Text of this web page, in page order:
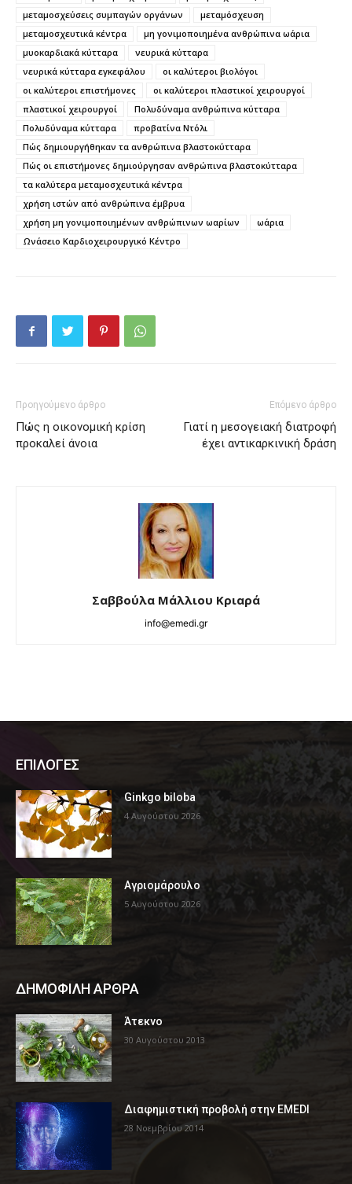
μεταμοσχεύσεις συμπαγών οργάνων
μεταμόσχευση
μεταμοσχευτικά κέντρα
μη γονιμοποιημένα ανθρώπινα ωάρια
μυοκαρδιακά κύτταρα
νευρικά κύτταρα
νευρικά κύτταρα εγκεφάλου
οι καλύτεροι βιολόγοι
οι καλύτεροι επιστήμονες
οι καλύτεροι πλαστικοί χειρουργοί
πλαστικοί χειρουργοί
Πολυδύναμα ανθρώπινα κύτταρα
Πολυδύναμα κύτταρα
προβατίνα Ντόλι
Πώς δημιουργήθηκαν τα ανθρώπινα βλαστοκύτταρα
Πώς οι επιστήμονες δημιούργησαν ανθρώπινα βλαστοκύτταρα
τα καλύτερα μεταμοσχευτικά κέντρα
χρήση ιστών από ανθρώπινα έμβρυα
χρήση μη γονιμοποιημένων ανθρώπινων ωαρίων
ωάρια
Ωνάσειο Καρδιοχειρουργικό Κέντρο
Προηγούμενο άρθρο
Πώς η οικονομική κρίση
προκαλεί άνοια
Επόμενο άρθρο
Γιατί η μεσογειακή διατροφή
έχει αντικαρκινική δράση
Σαββούλα Μάλλιου Κριαρά
info@emedi.gr
ΕΠΙΛΟΓΕΣ
Ginkgo biloba
4 Αυγούστου 2026
Αγριομάρουλο
5 Αυγούστου 2026
ΔΗΜΟΦΙΛΗ ΑΡΘΡΑ
Άτεκνο
30 Αυγούστου 2013
Διαφημιστική προβολή στην EMEDI
28 Νοεμβρίου 2014